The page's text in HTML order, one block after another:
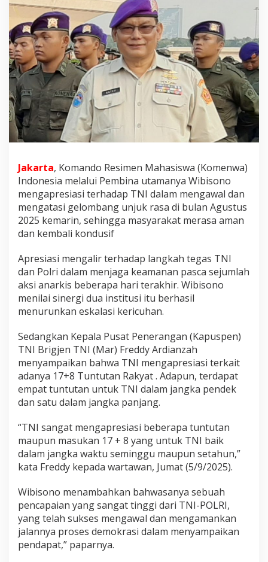
o
m
e
n
w
a
W
b
i
s
o
n
:
A
p
r
e
s
i
i
l
a
n
g
k
h
T
N
t
u
r
n
a
n
e
k
l
a
s
i
Jakarta, Komando Resimen Mahasiswa (Komenwa)
Indonesia melalui Pembina utamanya Wibisono
mengapresiasi terhadap TNI dalam mengawal dan
mengatasi gelombang unjuk rasa di bulan Agustus
2025 kemarin, sehingga masyarakat merasa aman
dan kembali kondusif
Apresiasi mengalir terhadap langkah tegas TNI
dan Polri dalam menjaga keamanan pasca sejumlah
aksi anarkis beberapa hari terakhir. Wibisono
menilai sinergi dua institusi itu berhasil
menurunkan eskalasi kericuhan.
Sedangkan Kepala Pusat Penerangan (Kapuspen)
TNI Brigjen TNI (Mar) Freddy Ardianzah
menyampaikan bahwa TNI mengapresiasi terkait
adanya 17+8 Tuntutan Rakyat . Adapun, terdapat
empat tuntutan untuk TNI dalam jangka pendek
dan satu dalam jangka panjang.
“TNI sangat mengapresiasi beberapa tuntutan
maupun masukan 17 + 8 yang untuk TNI baik
dalam jangka waktu seminggu maupun setahun,”
kata Freddy kepada wartawan, Jumat (5/9/2025).
Wibisono menambahkan bahwasanya sebuah
pencapaian yang sangat tinggi dari TNI-POLRI,
yang telah sukses mengawal dan mengamankan
jalannya proses demokrasi dalam menyampaikan
pendapat,” paparnya.